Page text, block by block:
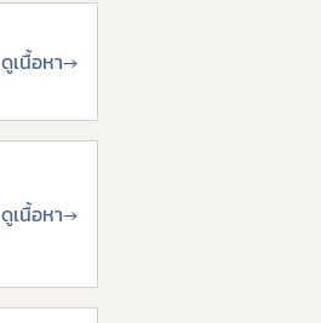
ดูเนื้อหา→
ดูเนื้อหา→